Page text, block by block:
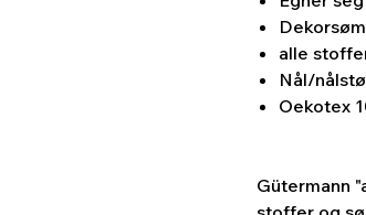
alle
Nål/
Oekotex
Gütermann